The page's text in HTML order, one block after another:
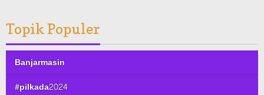
Topik Populer
Banjarmasin
#pilkada2024